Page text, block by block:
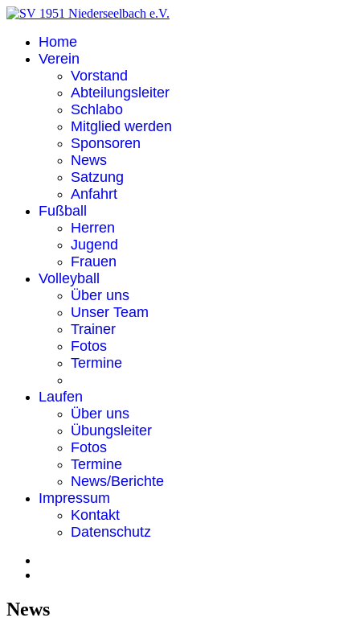
Home
Verein
Vorstand
Abteilungsleiter
Schlabo
Mitglied werden
Sponsoren
News
Satzung
Anfahrt
Fußball
Herren
Jugend
Frauen
Volleyball
Über uns
Unser Team
Trainer
Fotos
Termine
Laufen
Über uns
Übungsleiter
Fotos
Termine
News/Berichte
Impressum
Kontakt
Datenschutz
News